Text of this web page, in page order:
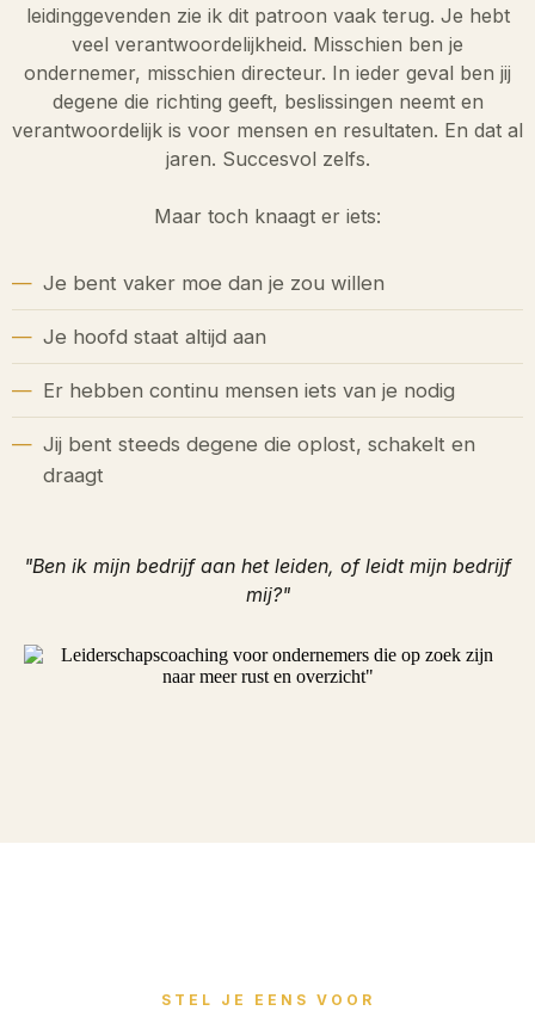
leidinggevenden zie ik dit patroon vaak terug. Je hebt
veel verantwoordelijkheid. Misschien ben je
ondernemer, misschien directeur. In ieder geval ben jij
degene die richting geeft, beslissingen neemt en
verantwoordelijk is voor mensen en resultaten. En dat al
jaren. Succesvol zelfs.
Maar toch knaagt er iets:
Je bent vaker moe dan je zou willen
Je hoofd staat altijd aan
Er hebben continu mensen iets van je nodig
Jij bent steeds degene die oplost, schakelt en
draagt
"Ben ik mijn bedrijf aan het leiden, of leidt mijn bedrijf
mij?"
STEL JE EENS VOOR